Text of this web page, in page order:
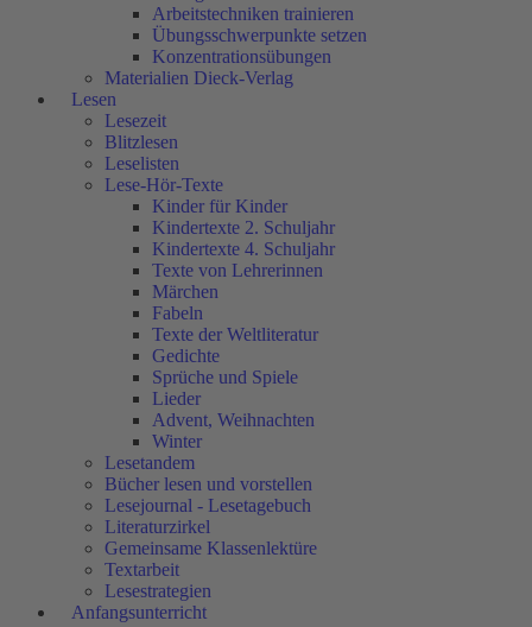
Arbeitstechniken trainieren
Übungsschwerpunkte setzen
Konzentrationsübungen
Materialien Dieck-Verlag
Lesen
Lesezeit
Blitzlesen
Leselisten
Lese-Hör-Texte
Kinder für Kinder
Kindertexte 2. Schuljahr
Kindertexte 4. Schuljahr
Texte von Lehrerinnen
Märchen
Fabeln
Texte der Weltliteratur
Gedichte
Sprüche und Spiele
Lieder
Advent, Weihnachten
Winter
Lesetandem
Bücher lesen und vorstellen
Lesejournal - Lesetagebuch
Literaturzirkel
Gemeinsame Klassenlektüre
Textarbeit
Lesestrategien
Anfangsunterricht